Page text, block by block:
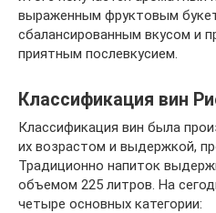
выраженным фруктовым
сбалансированным вкусом и
приятным послевкусием.
Классификация вин
Классификация вин была
их возрастом и выдержкой,
Традиционно напиток
объемом 225 литров. На
четыре основных категории: